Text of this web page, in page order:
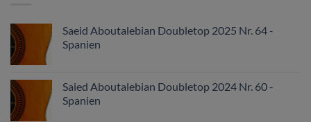
Saeid Aboutalebian Doubletop 2025 Nr. 64 -
Spanien
Saied Aboutalebian Doubletop 2024 Nr. 60 -
Spanien